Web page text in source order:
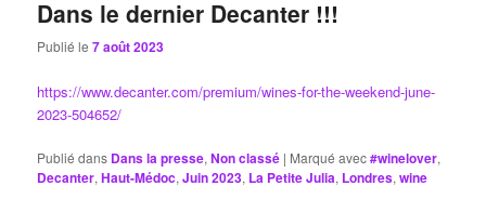
Dans le dernier Decanter !!!
Publié le7 août 2023
https://www.decanter.com/premium/wines-for-the-weekend-june-
2023-504652/
Publié dans Dans la presse,Non classé | Marqué avec#winelover,
Decanter,Haut-Médoc,Juin 2023, La Petite Julia, Londres,wine